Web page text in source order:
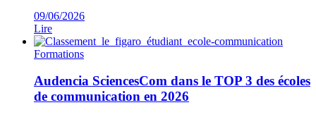
09/06/2026
Lire
Formations
Audencia SciencesCom dans le TOP 3 des écoles
de communication en 2026